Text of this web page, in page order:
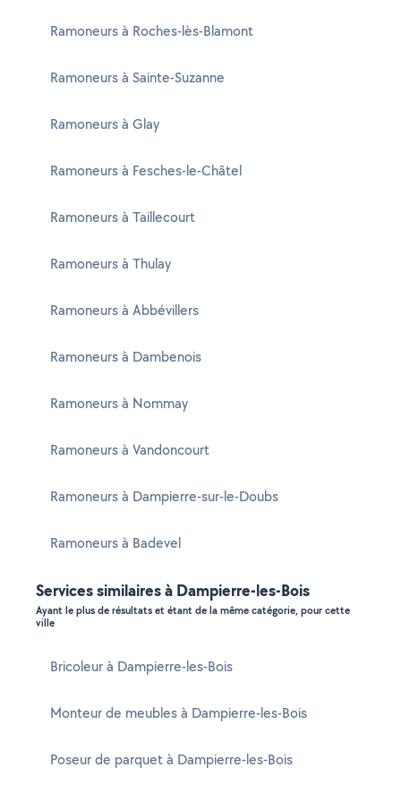
Ramoneurs à Roches-lès-Blamont
Ramoneurs à Sainte-Suzanne
Ramoneurs à Glay
Ramoneurs à Fesches-le-Châtel
Ramoneurs à Taillecourt
Ramoneurs à Thulay
Ramoneurs à Abbévillers
Ramoneurs à Dambenois
Ramoneurs à Nommay
Ramoneurs à Vandoncourt
Ramoneurs à Dampierre-sur-le-Doubs
Ramoneurs à Badevel
Services similaires à Dampierre-les-Bois
Ayant le plus de résultats et étant de la même catégorie, pour cette
ville
Bricoleur à Dampierre-les-Bois
Monteur de meubles à Dampierre-les-Bois
Poseur de parquet à Dampierre-les-Bois